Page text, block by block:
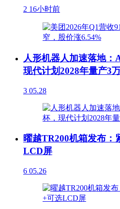
2 16小时前
人形机器人加速落地：
现代计划2028年量产3
3 05.28
曜越TR200机箱发布：
LCD屏
6 05.26